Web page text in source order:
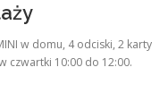
w domu, 4 odciski, 2 karty
czwartki 10:00 do 12:00.